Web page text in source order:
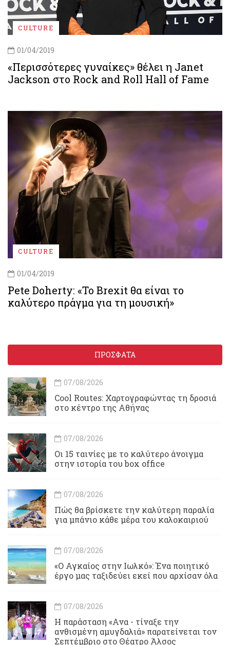
CULTURE
01/04/2019
«Περισσότερες γυναίκες» θέλει η Janet
Jackson στο Rock and Roll Hall of Fame
CULTURE
01/04/2019
Pete Doherty: «Το Brexit θα είναι το
καλύτερο πράγμα για τη μουσική»
ΠΡΟΣΦΑΤΑ
07/08/2026
Cool Routes: Χαρτογραφώντας τη δροσιά
στο κέντρο της Αθήνας
07/08/2026
Οι 15 ταινίες με το καλύτερο άνοιγμα
στην ιστορία του box office
07/08/2026
Πώς θα βρίσκετε την καλύτερη παραλία
για μπάνιο κάθε μέρα του καλοκαιριού
07/08/2026
«Ο Αγκαίος στην Ιωλκό»: Ένα ποιητικό
έργο μας ταξιδεύει εκεί που αρχίσαν όλα
07/08/2026
Η παράσταση «Ανα - τίναξε την
ανθισμένη αμυγδαλιά» παρατείνεται τον
Σεπτέμβριο στο Θέατρο Άλσος